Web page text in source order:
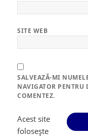
SITE WEB
SALVEAZĂ-MI
NAVIGATOR PENTRU
COMENTEZ.
Acest site
folosește